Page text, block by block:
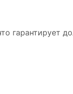
гарантирует